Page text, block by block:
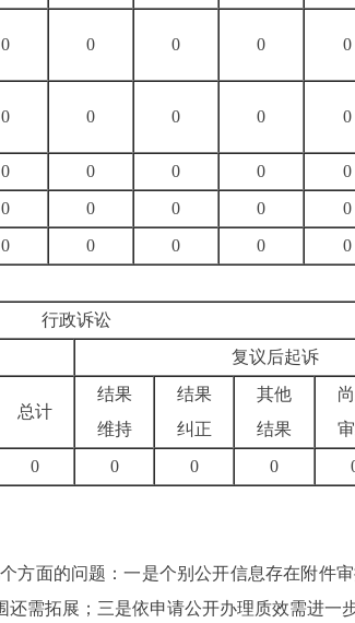
0 0 0 0 0
0 0 0 0 0
0 0 0 0 0
0 0 0 0 0
0 0 0 0 0
行政诉讼
复议后起诉
总计
结果
维持
结果
纠正
其他
结果
0 0 0 0
方面的问题：一是个别公开信息存在附件
需拓展；三是依申请公开办理质效需进一步